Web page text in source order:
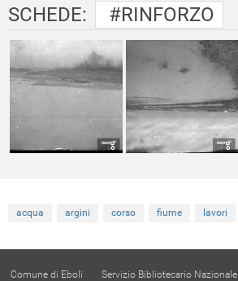
SCHEDE: #RINFORZO
acqua argini corso fiume lavori
Comune di Eboli Servizio Bibliotecario Nazionale